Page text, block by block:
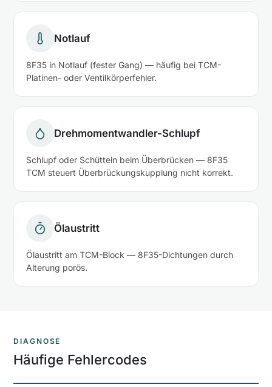
Notlauf
8F35 in Notlauf (fester Gang) — häufig bei TCM-
Platinen- oder Ventilkörperfehler.
Drehmomentwandler-Schlupf
Schlupf oder Schütteln beim Überbrücken — 8F35
TCM steuert Überbrückungskupplung nicht korrekt.
Ölaustritt
Ölaustritt am TCM-Block — 8F35-Dichtungen durch
Alterung porös.
DIAGNOSE
Häufige Fehlercodes